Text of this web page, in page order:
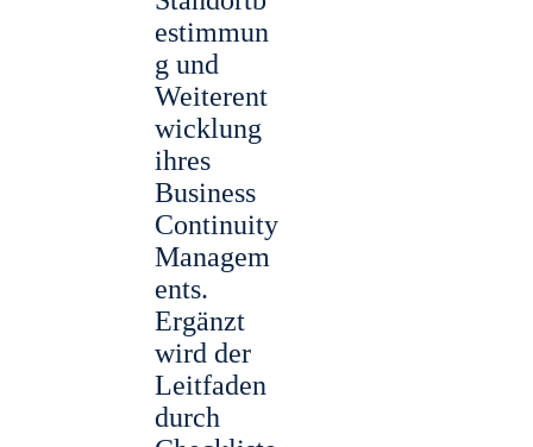
estimmun
g und
Weiterent
wicklung
ihres
Business
Continuity
Managem
ents.
Ergänzt
wird der
Leitfaden
durch